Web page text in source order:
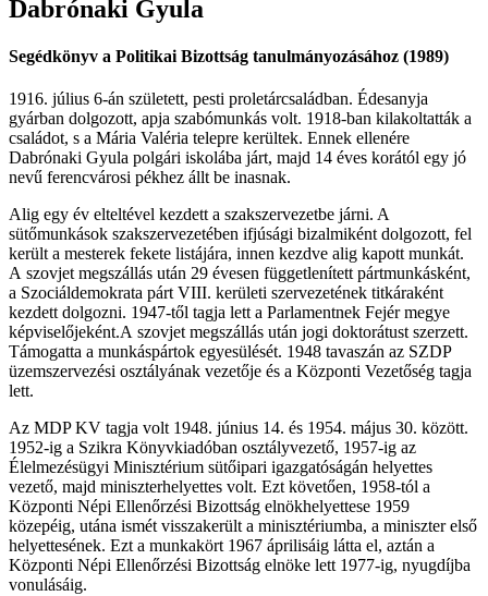
Dabrónaki Gyula
Segédkönyv a Politikai Bizottság tanulmányozásához (1989)
1916. július 6-án született, pesti proletárcsaládban. Édesanyja
gyárban dolgozott, apja szabómunkás volt. 1918-ban kilakoltatták a
családot, s a Mária Valéria telepre kerültek. Ennek ellenére
Dabrónaki Gyula polgári iskolába járt, majd 14 éves korától egy jó
nevű ferencvárosi pékhez állt be inasnak.
Alig egy év elteltével kezdett a szakszervezetbe járni. A
sütőmunkások szakszervezetében ifjúsági bizalmiként dolgozott, fel
került a mesterek fekete listájára, innen kezdve alig kapott munkát.
A szovjet megszállás után 29 évesen függetlenített pártmunkásként,
a Szociáldemokrata párt VIII. kerületi szervezetének titkáraként
kezdett dolgozni. 1947-től tagja lett a Parlamentnek Fejér megye
képviselőjeként.A szovjet megszállás után jogi doktorátust szerzett.
Támogatta a munkáspártok egyesülését. 1948 tavaszán az SZDP
üzemszervezési osztályának vezetője és a Központi Vezetőség tagja
lett.
Az MDP KV tagja volt 1948. június 14. és 1954. május 30. között.
1952-ig a Szikra Könyvkiadóban osztályvezető, 1957-ig az
Élelmezésügyi Minisztérium sütőipari igazgatóságán helyettes
vezető, majd miniszterhelyettes volt. Ezt követően, 1958-tól a
Központi Népi Ellenőrzési Bizottság elnökhelyettese 1959
közepéig, utána ismét visszakerült a minisztériumba, a miniszter első
helyettesének. Ezt a munkakört 1967 áprilisáig látta el, aztán a
Központi Népi Ellenőrzési Bizottság elnöke lett 1977-ig, nyugdíjba
vonulásáig.